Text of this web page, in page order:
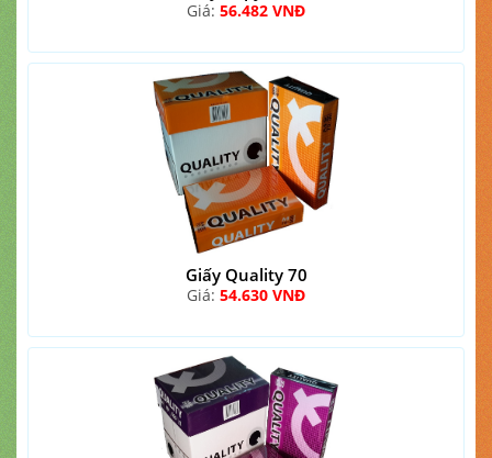
Giá: 56.482 VNĐ
Giấy Quality 70
Giá: 54.630 VNĐ